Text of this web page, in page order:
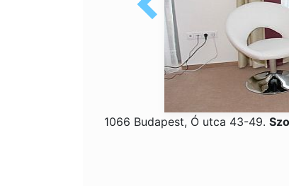
1066 Budapest, Ó utca 43-49.